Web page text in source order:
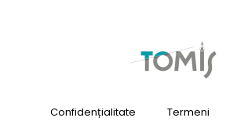
Confidențialitate Termeni